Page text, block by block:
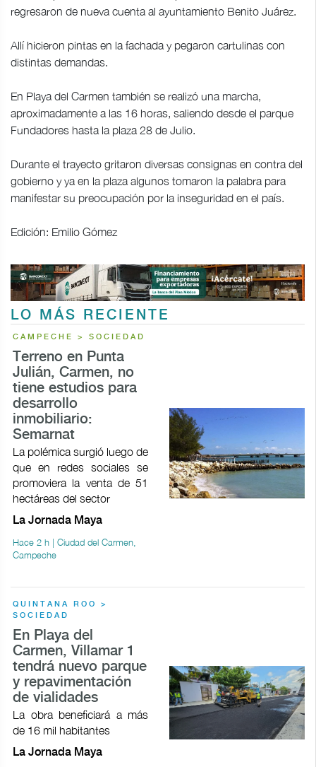
regresaron de nueva cuenta al ayuntamiento Benito Juárez.
Allí hicieron pintas en la fachada y pegaron cartulinas con
distintas demandas.
En Playa del Carmen también se realizó una marcha,
aproximadamente a las 16 horas, saliendo desde el parque
Fundadores hasta la plaza 28 de Julio.
Durante el trayecto gritaron diversas consignas en contra del
gobierno y ya en la plaza algunos tomaron la palabra para
manifestar su preocupación por la inseguridad en el país.
Edición: Emilio Gómez
LO MÁS RECIENTE
CAMPECHE > SOCIEDAD
Terreno en Punta
Julián, Carmen, no
tiene estudios para
desarrollo
inmobiliario:
Semarnat
La polémica surgió luego de
que en redes sociales se
promoviera la venta de 51
hectáreas del sector
La Jornada Maya
Hace 2 h | Ciudad del Carmen,
Campeche
QUINTANA ROO >
SOCIEDAD
En Playa del
Carmen, Villamar 1
tendrá nuevo parque
y repavimentación
de vialidades
La obra beneficiará a más
de 16 mil habitantes
La Jornada Maya